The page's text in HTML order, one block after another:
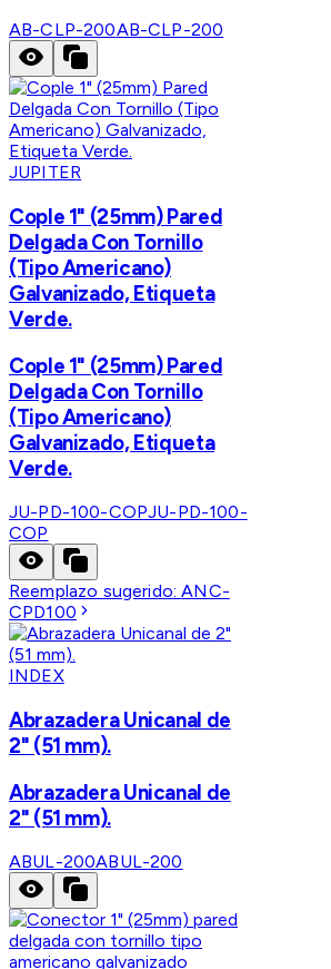
AB-CLP-200AB-CLP-200
JUPITER
Cople 1" (25mm) Pared
Delgada Con Tornillo
(Tipo Americano)
Galvanizado, Etiqueta
Verde.
Cople 1" (25mm) Pared
Delgada Con Tornillo
(Tipo Americano)
Galvanizado, Etiqueta
Verde.
JU-PD-100-COPJU-PD-100-
COP
Reemplazo sugerido:ANC-
CPD100
INDEX
Abrazadera Unicanal de
2" (51 mm).
Abrazadera Unicanal de
2" (51 mm).
ABUL-200ABUL-200